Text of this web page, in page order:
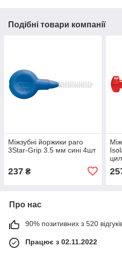
Подібні товари компанії
Міжзубні йоржики paro
3Star-Grip 3.5 мм сині 4шт
237 ₴
Про нас
90% позитивних з 520
Працює з 02.11.2022